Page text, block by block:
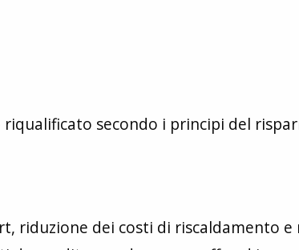
riqualificato secondo i principi del
riduzione dei costi di riscaldamento e